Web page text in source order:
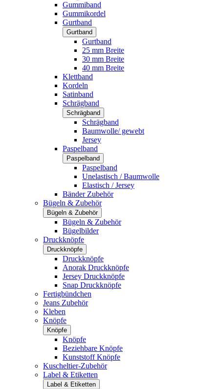
Gummiband
Gummikordel
Gurtband
Gurtband
Gurtband
25 mm Breite
30 mm Breite
40 mm Breite
Klettband
Kordeln
Satinband
Schrägband
Schrägband
Schrägband
Baumwolle/ gewebt
Jersey
Paspelband
Paspelband
Paspelband
Unelastisch / Baumwolle
Elastisch / Jersey
Bänder Zubehör
Bügeln & Zubehör
Bügeln & Zubehör
Bügeln & Zubehör
Bügelbilder
Druckknöpfe
Druckknöpfe
Druckknöpfe
Anorak Druckknöpfe
Jersey Druckknöpfe
Snap Druckknöpfe
Fertigbündchen
Jeans Zubehör
Kleben
Knöpfe
Knöpfe
Knöpfe
Beziehbare Knöpfe
Kunststoff Knöpfe
Kuscheltier-Zubehör
Label & Etiketten
Label & Etiketten